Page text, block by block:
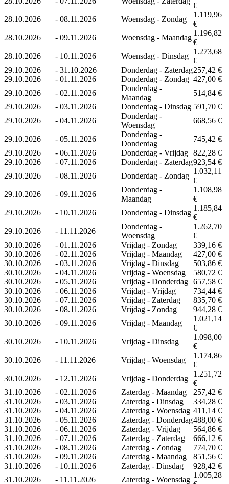
€
28.10.2026
- 08.11.2026 Woensdag - Zondag
1.119,96
€
28.10.2026
- 09.11.2026 Woensdag - Maandag
1.196,82
€
28.10.2026
- 10.11.2026 Woensdag - Dinsdag
1.273,68
€
29.10.2026
- 31.10.2026 Donderdag - Zaterdag257,42 €
29.10.2026
- 01.11.2026 Donderdag - Zondag 427,00 €
29.10.2026
- 02.11.2026
Donderdag -
Maandag
514,84 €
29.10.2026
- 03.11.2026 Donderdag - Dinsdag 591,70 €
29.10.2026
- 04.11.2026
Donderdag -
Woensdag
668,56 €
29.10.2026 - 05.11.2026
Donderdag -
Donderdag
745,42 €
29.10.2026
- 06.11.2026 Donderdag - Vrijdag 822,28 €
29.10.2026
- 07.11.2026 Donderdag - Zaterdag923,54 €
29.10.2026
- 08.11.2026 Donderdag - Zondag
1.032,11
€
29.10.2026
- 09.11.2026
Donderdag -
Maandag
1.108,98
€
29.10.2026
- 10.11.2026 Donderdag - Dinsdag
1.185,84
€
29.10.2026
- 11.11.2026
Donderdag -
Woensdag
1.262,70
€
30.10.2026
- 01.11.2026 Vrijdag - Zondag
339,16 €
30.10.2026
- 02.11.2026 Vrijdag - Maandag
427,00 €
30.10.2026
- 03.11.2026 Vrijdag - Dinsdag
503,86 €
30.10.2026
- 04.11.2026 Vrijdag - Woensdag
580,72 €
30.10.2026
- 05.11.2026 Vrijdag - Donderdag 657,58 €
30.10.2026
- 06.11.2026 Vrijdag - Vrijdag
734,44 €
30.10.2026
- 07.11.2026 Vrijdag - Zaterdag
835,70 €
30.10.2026
- 08.11.2026 Vrijdag - Zondag
944,28 €
30.10.2026
- 09.11.2026 Vrijdag - Maandag
1.021,14
€
30.10.2026
- 10.11.2026 Vrijdag - Dinsdag
1.098,00
€
30.10.2026
- 11.11.2026 Vrijdag - Woensdag
1.174,86
€
30.10.2026
- 12.11.2026 Vrijdag - Donderdag
1.251,72
€
31.10.2026
- 02.11.2026 Zaterdag - Maandag
257,42 €
31.10.2026
- 03.11.2026 Zaterdag - Dinsdag
334,28 €
31.10.2026
- 04.11.2026 Zaterdag - Woensdag 411,14 €
31.10.2026
- 05.11.2026 Zaterdag - Donderdag488,00 €
31.10.2026
- 06.11.2026 Zaterdag - Vrijdag
564,86 €
31.10.2026
- 07.11.2026 Zaterdag - Zaterdag
666,12 €
31.10.2026
- 08.11.2026 Zaterdag - Zondag
774,70 €
31.10.2026
- 09.11.2026 Zaterdag - Maandag
851,56 €
31.10.2026
- 10.11.2026 Zaterdag - Dinsdag
928,42 €
31.10.2026
- 11.11.2026 Zaterdag - Woensdag
1.005,28